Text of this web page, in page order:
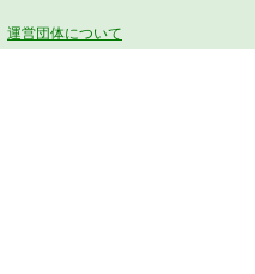
運営団体について